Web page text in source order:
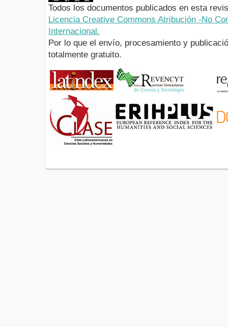
Todos los documentos publicados en esta
Licencia Creative Commons Atribución -No
Internacional.
Por lo que el envío, procesamiento y
totalmente gratuito.